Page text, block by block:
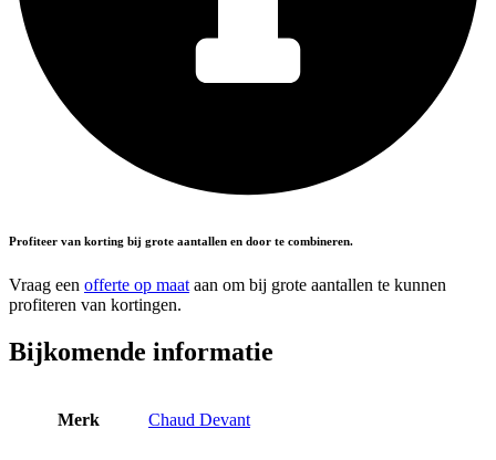
Profiteer van korting bij grote aantallen en door te combineren.
Vraag een offerte op maat aan om bij grote aantallen te kunnen
profiteren van kortingen.
Bijkomende informatie
Merk Chaud Devant